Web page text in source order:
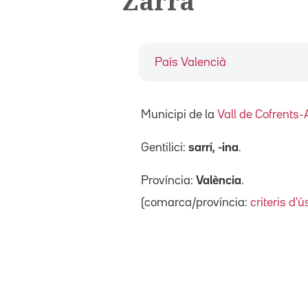
País Valencià
Municipi de la Vall de Cofrents-
Gentilici: sarrí, -ina.
Província: València.
(comarca/província: criteris